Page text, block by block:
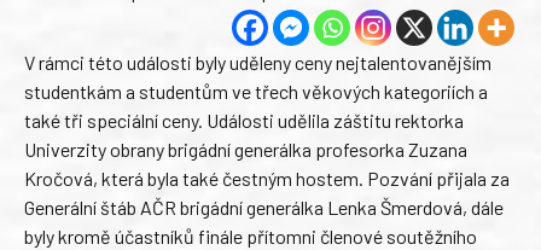
V rámci této události byly uděleny ceny nejtalentovanějším
studentkám a studentům ve třech věkových kategoriích a
také tři speciální ceny. Události udělila záštitu rektorka
Univerzity obrany brigádní generálka profesorka Zuzana
Kročová, která byla také čestným hostem. Pozvání přijala za
Generální štáb AČR brigádní generálka Lenka Šmerdová, dále
byly kromě účastníků finále přítomni členové soutěžního